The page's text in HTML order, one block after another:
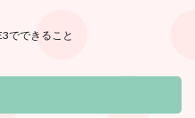
でできること